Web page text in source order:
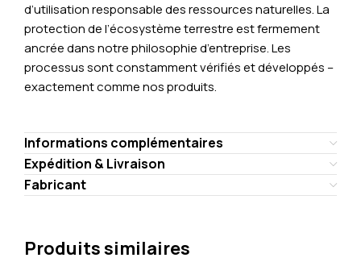
d’utilisation responsable des ressources naturelles. La
protection de l’écosystème terrestre est fermement
ancrée dans notre philosophie d’entreprise. Les
processus sont constamment vérifiés et développés –
exactement comme nos produits.
Informations complémentaires
Expédition & Livraison
Fabricant
Produits similaires